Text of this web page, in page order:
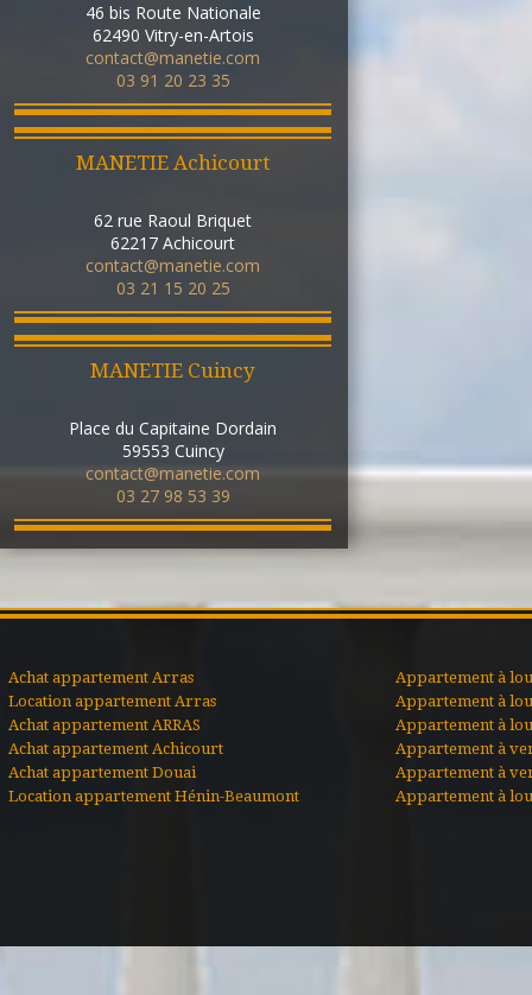
46 bis Route Nationale
62490 Vitry-en-Artois
contact@manetie.com
03 91 20 23 35
MANETIE Achicourt
62 rue Raoul Briquet
62217 Achicourt
contact@manetie.com
03 21 15 20 25
MANETIE Cuincy
Place du Capitaine Dordain
59553 Cuincy
contact@manetie.com
03 27 98 53 39
Achat appartement Arras
Location appartement Arras
Achat appartement ARRAS
Achat appartement Achicourt
Achat appartement Douai
Location appartement Hénin-Beaumont
Appartement à
Appartement à
Appartement à
Appartement à
Appartement à
Appartement à